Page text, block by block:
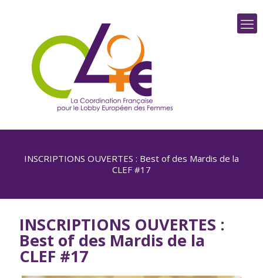
INSCRIPTIONS OUVERTES : Best of des Mardis de la
CLEF #17
INSCRIPTIONS OUVERTES :
Best of des Mardis de la
CLEF #17